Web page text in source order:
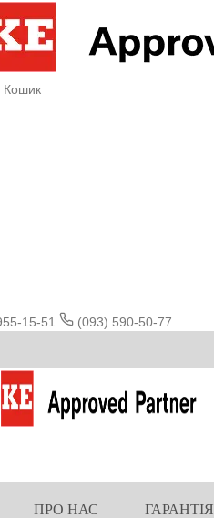
Кошик
15-51
(093) 590-50-77
ПРО НАС ГАРАНТІЯ